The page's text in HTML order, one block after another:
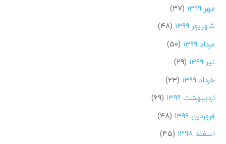
مهر ۱۳۹۹
(۳۷)
شهریور ۱۳۹۹
(۴۸)
مرداد ۱۳۹۹
(۵۰)
تیر ۱۳۹۹
(۲۹)
خرداد ۱۳۹۹
(۲۳)
اردیبهشت ۱۳۹۹
(۶۹)
فروردین ۱۳۹۹
(۴۸)
اسفند ۱۳۹۸
(۴۵)